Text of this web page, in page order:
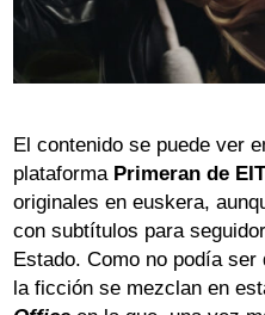
El contenido se puede ver
plataforma Primeran de
originales en euskera,
con subtítulos para
Estado. Como no podía
la ficción se mezclan en